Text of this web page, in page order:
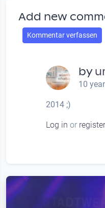
Add new
Kommentar verfassen
by
10
2014 ;)
Log in or register